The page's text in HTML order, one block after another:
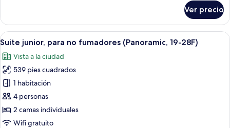
Tower
View,ExtBed
w/
3pax)
Deluxe
con
2
individuales
(3-
18F,Tokyo
Tower
View,ExtBed
w/
3pax)
Ver precio
Abrir
todas
las
fotos
de
Suite
junior,
para
Habitación de hotel con un ventanal
9
Suite junior, para no fumadores (Panoramic, 19-28F)
Vista a la ciudad
539 pies cuadrados
1 habitación
4 personas
2 camas individuales
Wifi gratuito